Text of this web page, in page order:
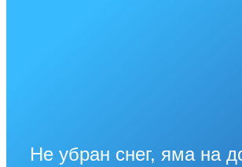
Не убран снег, яма на